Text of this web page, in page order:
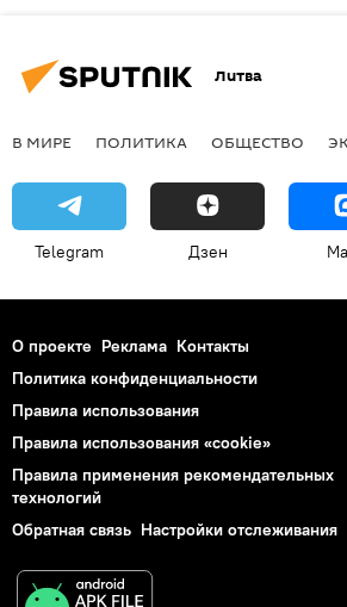
Литва
В МИРЕ ПОЛИТИКА ОБЩЕСТВО
Telegram Дзен
О проекте Реклама Контакты
Политика конфиденциальности
Правила использования
Правила использования «cookie»
Правила применения рекомендательных
технологий
Обратная связь Настройки отслеживания